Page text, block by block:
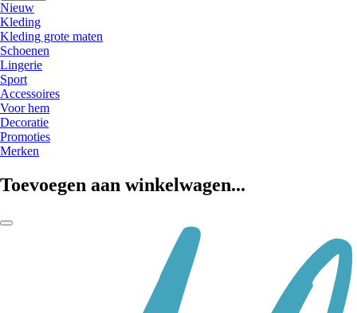
Nieuw
Kleding
Kleding grote maten
Schoenen
Lingerie
Sport
Accessoires
Voor hem
Decoratie
Promoties
Merken
Toevoegen aan winkelwagen...